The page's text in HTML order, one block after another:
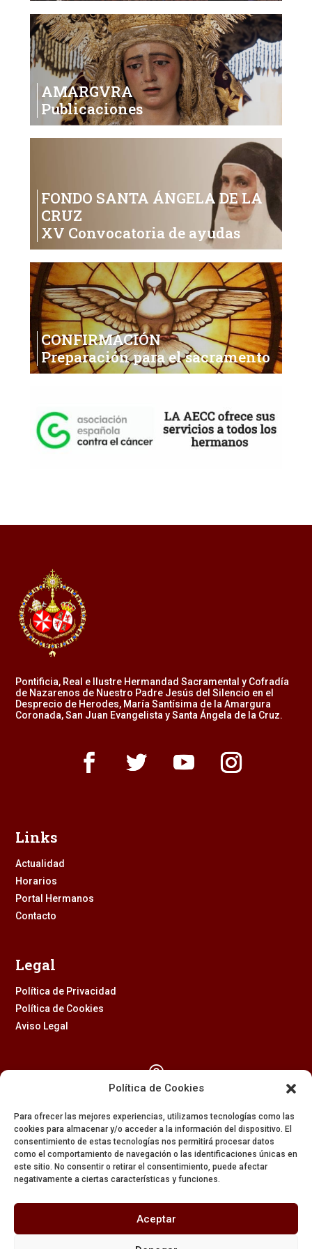
Política de Cookies
Para ofrecer las mejores experiencias, utilizamos tecnologías como las
cookies para almacenar y/o acceder a la información del dispositivo. El
consentimiento de estas tecnologías nos permitirá procesar datos
como el comportamiento de navegación o las identificaciones únicas en
este sitio. No consentir o retirar el consentimiento, puede afectar
negativamente a ciertas características y funciones.
Aceptar
AMARGVRA
Publicaciones
FONDO SANTA ÁNGELA DE LA
CRUZ
XV Convocatoria de ayudas
CONFIRMACIÓN
Preparación para el sacramento
Pontificia, Real e Ilustre Hermandad Sacramental y Cofradía
de Nazarenos de Nuestro Padre Jesús del Silencio en el
Desprecio de Herodes, María Santísima de la Amargura
Coronada, San Juan Evangelista y Santa Ángela de la Cruz.
Links
Actualidad
Horarios
Portal Hermanos
Contacto
Legal
Política de Privacidad
Política de Cookies
Aviso Legal

954 229 437

608 84 84 82

secretaria@amargura.org